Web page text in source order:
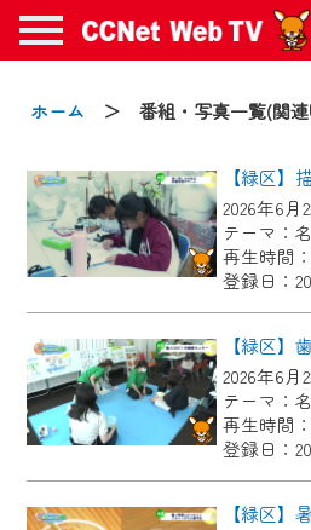
ホーム ＞ 番組・写真一覧(関連
2026年6月
テーマ：
再生時間
登録日：
【緑区】
2026年6月
テーマ：
再生時間
登録日：
お知
2024/09/02
動画配信サービス『CCNet
年9月24日からリニュー
【変更点】
◆デザイン変更により
の動画コンテンツが一目
◆当社アプリやＰＣブ
でも・どこでも・外出先
CCNetサービスエリア
番組をご視聴いただけま